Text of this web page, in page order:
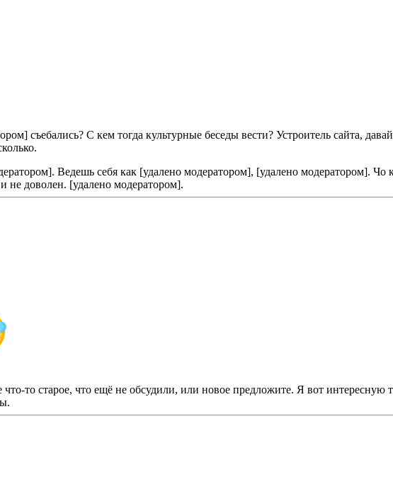
съебались? С кем тогда культурные беседы вести? Устроитель сайта,
Ведешь себя как [удалено модератором], [удалено модератором]. Чо
не доволен. [удалено модератором].
то старое, что ещё не обсудили, или новое предложите. Я вот интересную